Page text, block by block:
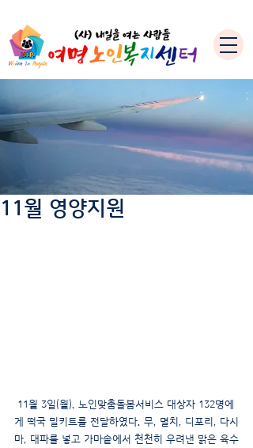
11월 영양지원
게 떡국 밀키트를 전달하였다. 무, 멸치, 디포리, 다시
마, 대파를 넣고 가마솥에서 천천히 우려낸 맑은 육수